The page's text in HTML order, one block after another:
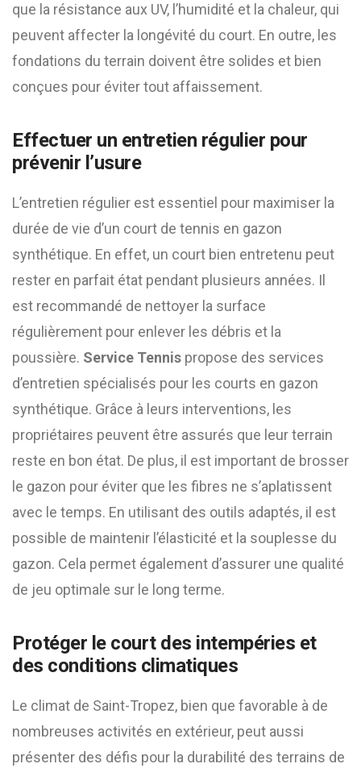
que la résistance aux UV, l’humidité et la chaleur, qui
peuvent affecter la longévité du court. En outre, les
fondations du terrain doivent être solides et bien
conçues pour éviter tout affaissement.
Effectuer un entretien régulier pour
prévenir l’usure
L’entretien régulier est essentiel pour maximiser la
durée de vie d’un court de tennis en gazon
synthétique. En effet, un court bien entretenu peut
rester en parfait état pendant plusieurs années. Il
est recommandé de nettoyer la surface
régulièrement pour enlever les débris et la
poussière. Service Tennis propose des services
d’entretien spécialisés pour les courts en gazon
synthétique. Grâce à leurs interventions, les
propriétaires peuvent être assurés que leur terrain
reste en bon état. De plus, il est important de brosser
le gazon pour éviter que les fibres ne s’aplatissent
avec le temps. En utilisant des outils adaptés, il est
possible de maintenir l’élasticité et la souplesse du
gazon. Cela permet également d’assurer une qualité
de jeu optimale sur le long terme.
Protéger le court des intempéries et
des conditions climatiques
Le climat de Saint-Tropez, bien que favorable à de
nombreuses activités en extérieur, peut aussi
présenter des défis pour la durabilité des terrains de